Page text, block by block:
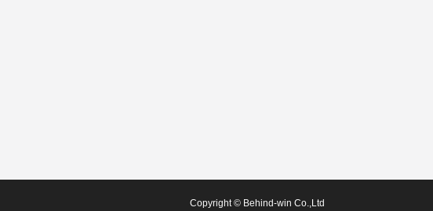
Copyright © Behind-win Co.,Ltd